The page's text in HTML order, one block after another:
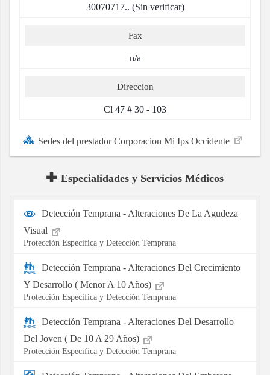
30070717.. (Sin verificar)
Fax
n/a
Direccion
Cl 47 # 30 - 103
Sedes del prestador Corporacion Mi Ips Occidente
Especialidades y Servicios Médicos
Detección Temprana - Alteraciones De La Agudeza
Visual
Protección Especifica y Detección Temprana
Detección Temprana - Alteraciones Del Crecimiento
Y Desarrollo ( Menor A 10 Años)
Protección Especifica y Detección Temprana
Detección Temprana - Alteraciones Del Desarrollo
Del Joven ( De 10 A 29 Años)
Protección Especifica y Detección Temprana